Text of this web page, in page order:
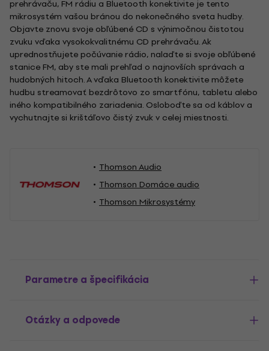
prehrávaču, FM rádiu a Bluetooth konektivite je tento
mikrosystém vašou bránou do nekonečného sveta hudby.
Objavte znovu svoje obľúbené CD s výnimočnou čistotou
zvuku vďaka vysokokvalitnému CD prehrávaču. Ak
uprednostňujete počúvanie rádio, nalaďte si svoje obľúbené
stanice FM, aby ste mali prehľad o najnovších správach a
hudobných hitoch. A vďaka Bluetooth konektivite môžete
hudbu streamovať bezdrôtovo zo smartfónu, tabletu alebo
iného kompatibilného zariadenia. Osloboďte sa od káblov a
vychutnajte si krištáľovo čistý zvuk v celej miestnosti.
Thomson Audio
Thomson Domáce audio
Thomson Mikrosystémy
Parametre a špecifikácia
Otázky a odpovede